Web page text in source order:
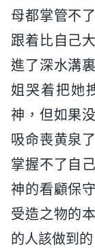
母都掌管不
跟着比自己
進了深水溝
姐哭着把她
神，但如果
吸命喪黄泉
掌握不了自
神的看顧保
受造之物的
的人該做到的